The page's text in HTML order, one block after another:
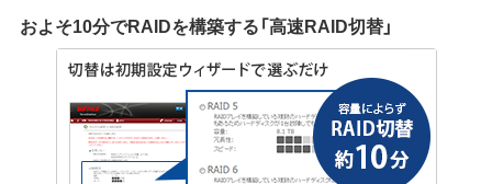
およそ10分でRAIDを構築する「高速RAID切替」